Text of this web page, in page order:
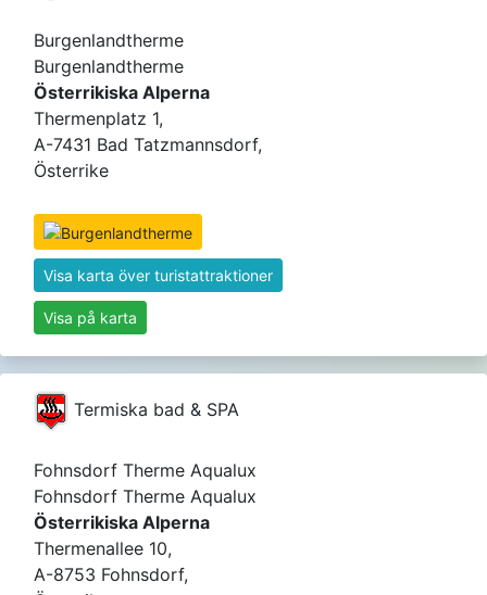
Burgenlandtherme
Burgenlandtherme
Österrikiska Alperna
Thermenplatz 1,
A-7431 Bad Tatzmannsdorf,
Österrike
Visa karta över turistattraktioner
Visa på karta
Termiska bad & SPA
Fohnsdorf Therme Aqualux
Fohnsdorf Therme Aqualux
Österrikiska Alperna
Thermenallee 10,
A-8753 Fohnsdorf,